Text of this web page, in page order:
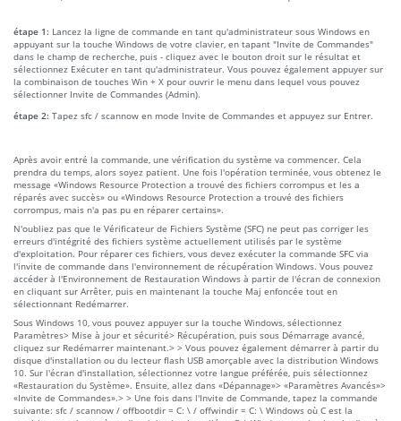
étape 1: Lancez la ligne de commande en tant qu'administrateur sous Windows en
appuyant sur la touche Windows de votre clavier, en tapant "Invite de Commandes"
dans le champ de recherche, puis - cliquez avec le bouton droit sur le résultat et
sélectionnez Exécuter en tant qu'administrateur. Vous pouvez également appuyer sur
la combinaison de touches Win + X pour ouvrir le menu dans lequel vous pouvez
sélectionner Invite de Commandes (Admin).
étape 2: Tapez sfc / scannow en mode Invite de Commandes et appuyez sur Entrer.
Après avoir entré la commande, une vérification du système va commencer. Cela
prendra du temps, alors soyez patient. Une fois l'opération terminée, vous obtenez le
message «Windows Resource Protection a trouvé des fichiers corrompus et les a
réparés avec succès» ou «Windows Resource Protection a trouvé des fichiers
corrompus, mais n'a pas pu en réparer certains».
N'oubliez pas que le Vérificateur de Fichiers Système (SFC) ne peut pas corriger les
erreurs d'intégrité des fichiers système actuellement utilisés par le système
d'exploitation. Pour réparer ces fichiers, vous devez exécuter la commande SFC via
l'invite de commande dans l'environnement de récupération Windows. Vous pouvez
accéder à l'Environnement de Restauration Windows à partir de l'écran de connexion
en cliquant sur Arrêter, puis en maintenant la touche Maj enfoncée tout en
sélectionnant Redémarrer.
Sous Windows 10, vous pouvez appuyer sur la touche Windows, sélectionnez
Paramètres> Mise à jour et sécurité> Récupération, puis sous Démarrage avancé,
cliquez sur Redémarrer maintenant.> > Vous pouvez également démarrer à partir du
disque d'installation ou du lecteur flash USB amorçable avec la distribution Windows
10. Sur l'écran d'installation, sélectionnez votre langue préférée, puis sélectionnez
«Restauration du Système». Ensuite, allez dans «Dépannage»> «Paramètres Avancés»>
«Invite de Commandes».> > Une fois dans l'Invite de Commande, tapez la commande
suivante: sfc / scannow / offbootdir = C: \ / offwindir = C: \ Windows où C est la